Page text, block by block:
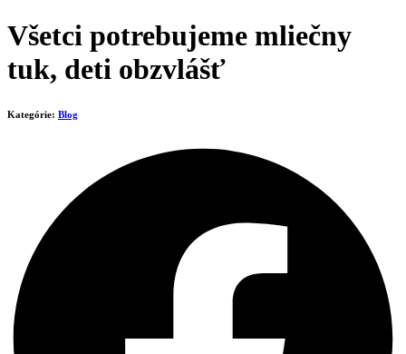
Všetci potrebujeme mliečny
tuk, deti obzvlášť
Kategórie: Blog